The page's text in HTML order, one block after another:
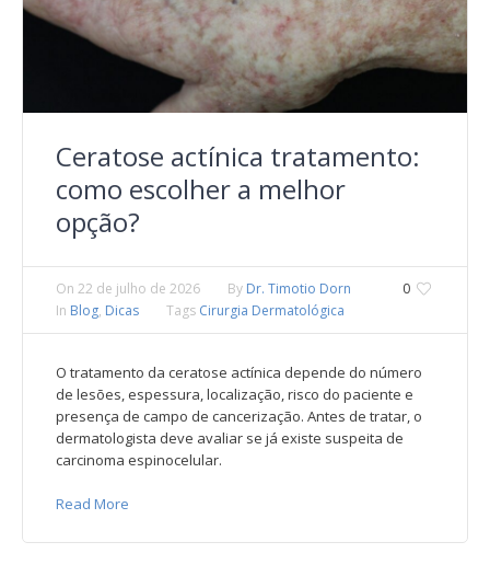
Ceratose actínica tratamento:
como escolher a melhor
opção?
0
On 22 de julho de 2026 By Dr. Timotio Dorn
In Blog, Dicas Tags Cirurgia Dermatológica
O tratamento da ceratose actínica depende do número
de lesões, espessura, localização, risco do paciente e
presença de campo de cancerização. Antes de tratar, o
dermatologista deve avaliar se já existe suspeita de
carcinoma espinocelular.
Read More